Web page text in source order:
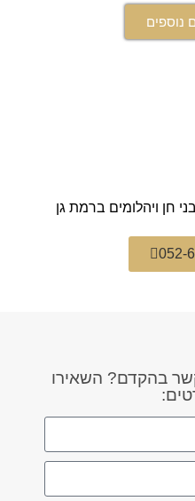
נוספים
חן ויהלומים ברמת גן
052-
בהקדם? השאירו